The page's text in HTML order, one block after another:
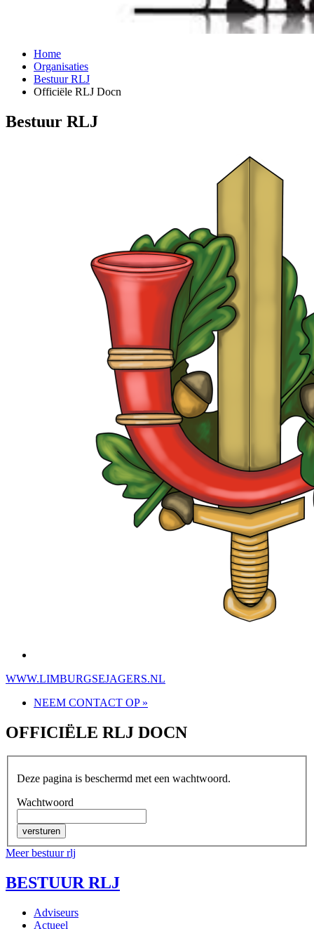
Home
Organisaties
Bestuur RLJ
Officiële RLJ Docn
Bestuur RLJ
WWW.LIMBURGSEJAGERS.NL
NEEM CONTACT OP »
OFFICIËLE RLJ DOCN
Deze pagina is beschermd met een wachtwoord.
Wachtwoord
Meer bestuur rlj
BESTUUR RLJ
Adviseurs
Actueel